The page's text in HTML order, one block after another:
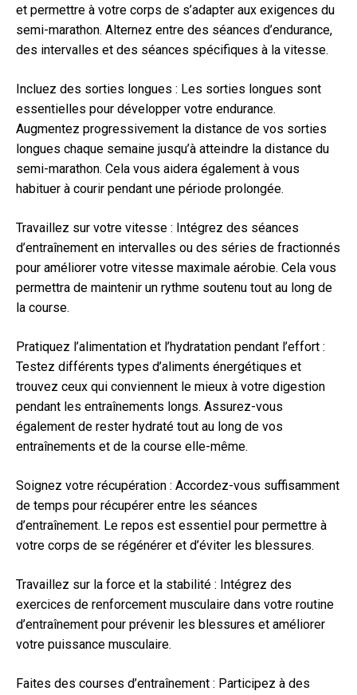
et permettre à votre corps de s’adapter aux exigences du
semi-marathon. Alternez entre des séances d’endurance,
des intervalles et des séances spécifiques à la vitesse.
Incluez des sorties longues : Les sorties longues sont
essentielles pour développer votre endurance.
Augmentez progressivement la distance de vos sorties
longues chaque semaine jusqu’à atteindre la distance du
semi-marathon. Cela vous aidera également à vous
habituer à courir pendant une période prolongée.
Travaillez sur votre vitesse : Intégrez des séances
d’entraînement en intervalles ou des séries de fractionnés
pour améliorer votre vitesse maximale aérobie. Cela vous
permettra de maintenir un rythme soutenu tout au long de
la course.
Pratiquez l’alimentation et l’hydratation pendant l’effort :
Testez différents types d’aliments énergétiques et
trouvez ceux qui conviennent le mieux à votre digestion
pendant les entraînements longs. Assurez-vous
également de rester hydraté tout au long de vos
entraînements et de la course elle-même.
Soignez votre récupération : Accordez-vous suffisamment
de temps pour récupérer entre les séances
d’entraînement. Le repos est essentiel pour permettre à
votre corps de se régénérer et d’éviter les blessures.
Travaillez sur la force et la stabilité : Intégrez des
exercices de renforcement musculaire dans votre routine
d’entraînement pour prévenir les blessures et améliorer
votre puissance musculaire.
Faites des courses d’entraînement : Participez à des